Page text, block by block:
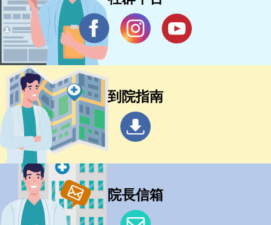
到院指南
院長信箱